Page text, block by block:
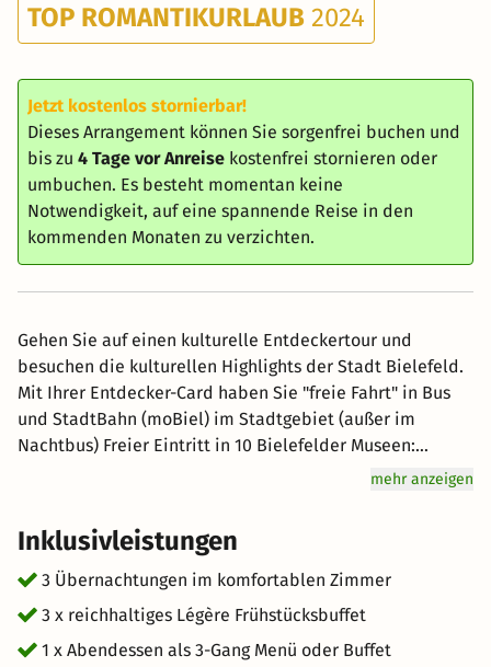
TOP ROMANTIKURLAUB 2024
Jetzt kostenlos stornierbar!
Dieses Arrangement können Sie sorgenfrei buchen und
bis zu 4 Tage vor Anreise kostenfrei stornieren oder
umbuchen. Es besteht momentan keine
Notwendigkeit, auf eine spannende Reise in den
kommenden Monaten zu verzichten.
Gehen Sie auf einen kulturelle Entdeckertour und
besuchen die kulturellen Highlights der Stadt Bielefeld.
Mit Ihrer Entdecker-Card haben Sie "freie Fahrt" in Bus
und StadtBahn (moBiel) im Stadtgebiet (außer im
Nachtbus) Freier Eintritt in 10 Bielefelder Museen:
Kunsthalle Bielefeld | Museum Huelsmann | Bielefelder
Natur - Mensch - Umwelt | Bauernhaus-Museum |
Museum Wäschefabrik | Deutsches Fächermuseum |
Krankenhaus Museum Sparrenburg mit Turmbesteigung
und Kasemattenführung (von April bis Oktober)
Samstags-Stadtrundgang (von April bis Oktober) und
viele weitere Ermäßigungen! Am Abend kredenzt Ihnen
mehr anzeigen
Inklusivleistungen
3 Übernachtungen im komfortablen Zimmer
3 x reichhaltiges Légère Frühstücksbuffet
1 x Abendessen als 3-Gang Menü oder Buffet